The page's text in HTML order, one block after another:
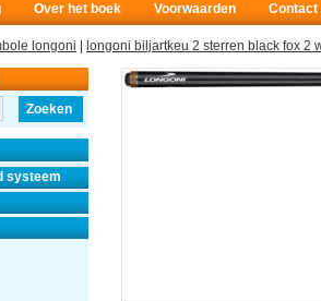
Over het boek Voorwaarden Contact
longoni longoni biljartkeu 2 sterren black fox 2
Zoeken
systeem